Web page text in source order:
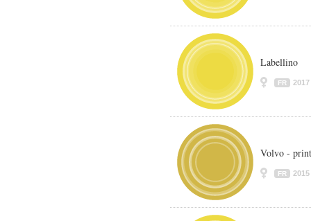
Labellino
FR 2017
Volvo -
FR 2015